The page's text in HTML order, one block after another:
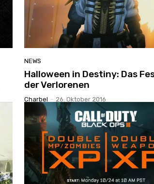
NEWS
Halloween in Destiny: Das
der Verlorenen
Charbel - 26. Oktober 2016